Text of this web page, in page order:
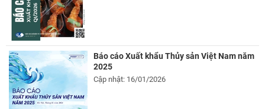
Báo cáo Xuất khẩu Thủy sản Việt Nam năm
2025
Cập nhật: 16/01/2026